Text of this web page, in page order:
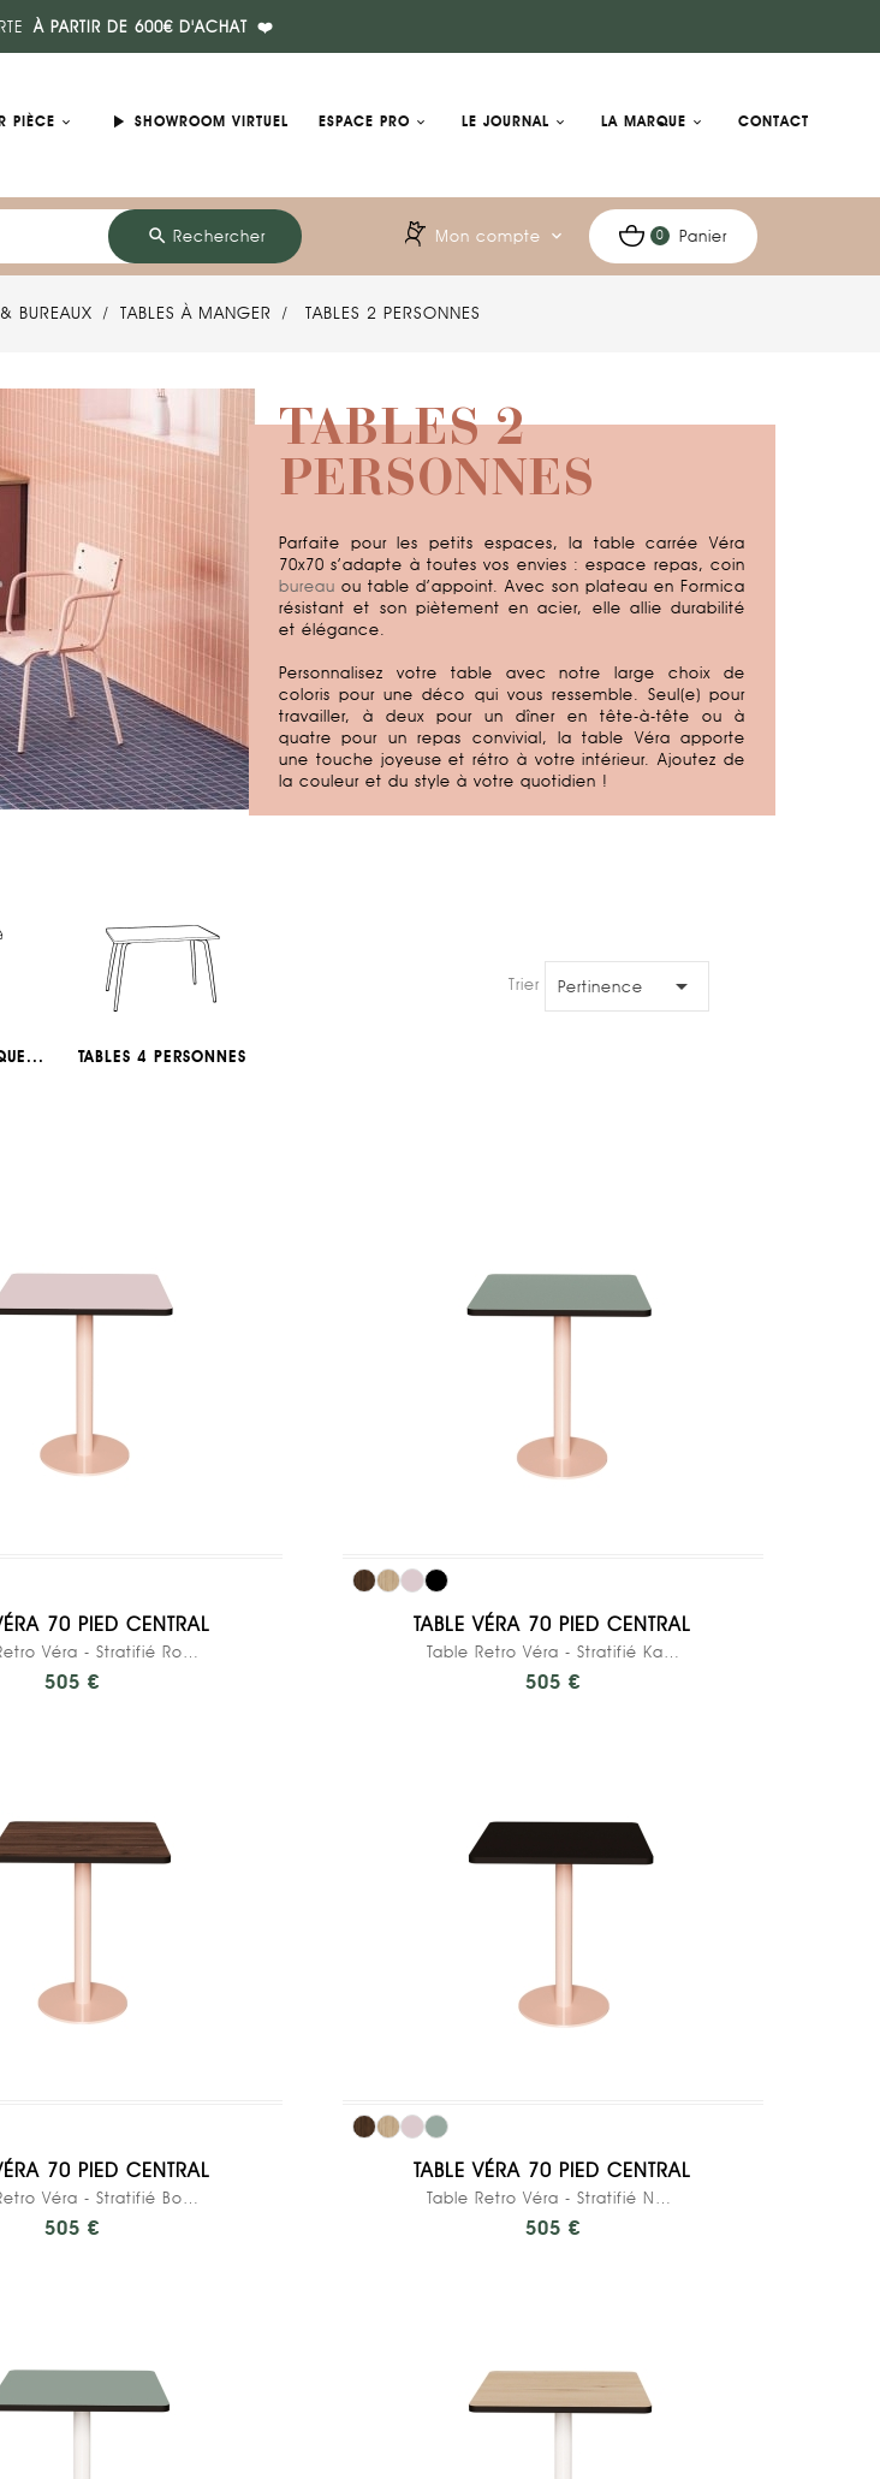
À PARTIR DE 600€ D'ACHAT ❤️
PIÈCE play_arrow SHOWROOM VIRTUEL ESPACE PRO LE JOURNAL LA MARQUE CONTACT
search Rechercher 0 Panier
Mon compte expand_more
BUREAUX TABLES À MANGER TABLES 2 PERSONNES
TABLES 2
PERSONNES
Parfaite pour les petits espaces, la table carrée Véra
70x70 s’adapte à toutes vos envies : espace repas, coin
bureau ou table d’appoint. Avec son plateau en Formica
résistant et son piètement en acier, elle allie durabilité
et élégance
Personnalisez votre table avec notre large choix de
coloris pour une déco qui vous ressemble. Seul(e) pour
travailler, à deux pour un dîner en tête-à-tête ou à
quatre pour un repas convivial, la table Véra apporte
une touche joyeuse etrétro à votre intérieur. Ajoutez de
la couleur et du style à votre quotidien !
TABLES 4 PERSONNES
Trier par:Pertinence 
70 PIED CENTRAL
505 €
TABLE VÉRA 70 PIED CENTRAL
505 €
70 PIED CENTRAL
505 €
TABLE VÉRA 70 PIED CENTRAL
505 €